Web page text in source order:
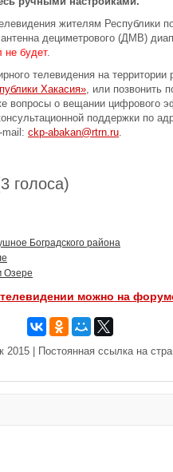
жителям Республики
дециметрового (ДМВ)
не будет.
телевидения на территории
Хакасия», или позвонить
вопросы о вещании цифрового
поддержки по
ckp-abakan@rtrn.ru.
голоса)
Боградского района
Озере
можно на
2015 | Постоянная ссылка на